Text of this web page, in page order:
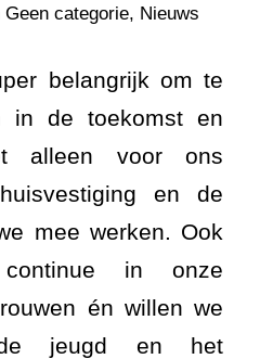
Geen categorie, Nieuws
belangrijk om te
in de toekomst en
alleen voor ons
en de
mee werken. Ook
in onze
én willen we
jeugd en het